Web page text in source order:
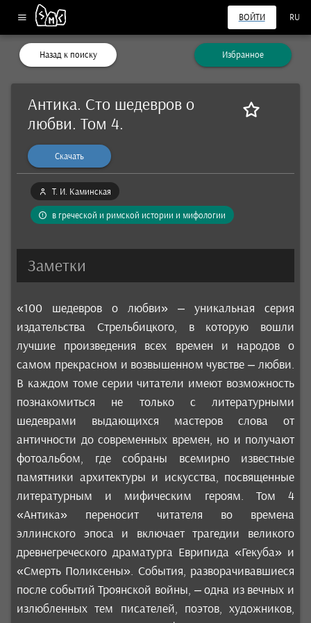
ВОЙТИ RU
Назад к поиску Избранное
Антика. Сто шедевров о
любви. Том 4.
Скачать
Т. И. Каминская
в греческой и римской истории и мифологии
Заметки
«100 шедевров о любви» – уникальная серия
издательства Стрельбицкого, в которую вошли
лучшие произведения всех времен и народов о
самом прекрасном и возвышенном чувстве – любви.
В каждом томе серии читатели имеют возможность
познакомиться не только с литературными
шедеврами выдающихся мастеров слова от
античности до современных времен, но и получают
фотоальбом, где собраны всемирно известные
памятники архитектуры и искусства, посвященные
литературным и мифическим героям. Том 4
«Антика» переносит читателя во времена
эллинского эпоса и включает трагедии великого
древнегреческого драматурга Еврипида «Гекуба» и
«Смерть Поликсены». События, разворачивавшиеся
после событий Троянской войны, – одна из вечных и
излюбленных тем писателей, поэтов, художников,